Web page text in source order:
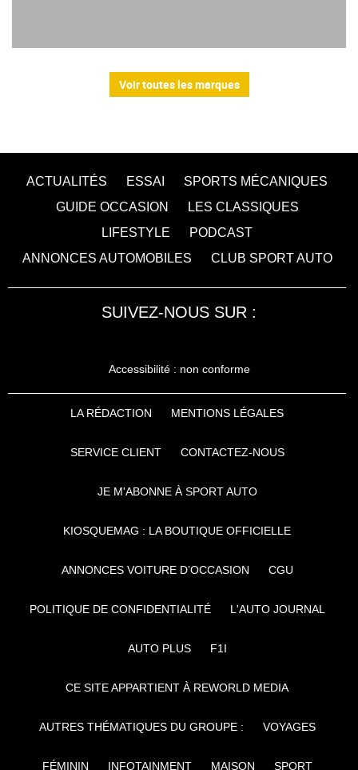
Voir toutes les marques
ACTUALITÉS ESSAI
SPORTS MÉCANIQUES
GUIDE OCCASION
LES CLASSIQUES
LIFESTYLE
PODCAST
ANNONCES AUTOMOBILES
CLUB SPORT AUTO
SUIVEZ-NOUS SUR :
Accessibilité : non conforme
LA RÉDACTION MENTIONS LÉGALES
SERVICE CLIENT CONTACTEZ-NOUS
JE M'ABONNE À SPORT AUTO
KIOSQUEMAG : LA BOUTIQUE OFFICIELLE
ANNONCES VOITURE D’OCCASION CGU
POLITIQUE DE CONFIDENTIALITÉ L'AUTO JOURNAL
AUTO PLUS F1I
CE SITE APPARTIENT À REWORLD MEDIA
AUTRES THÉMATIQUES DU GROUPE : VOYAGES
FÉMININ INFOTAINMENT MAISON SPORT